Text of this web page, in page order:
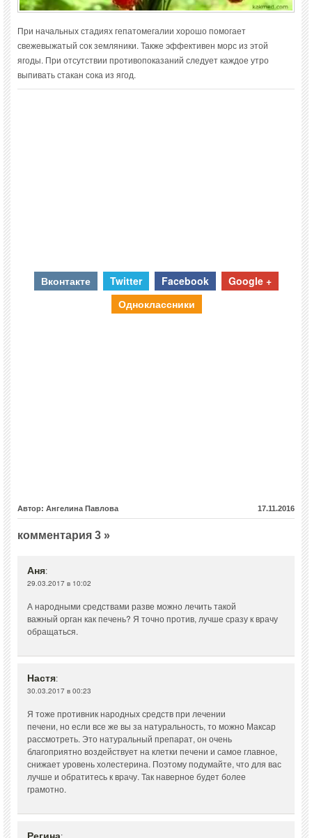
При начальных стадиях гепатомегалии хорошо помогает
свежевыжатый сок земляники. Также эффективен морс из этой
ягоды. При отсутствии противопоказаний следует каждое утро
выпивать стакан сока из ягод.
Вконтакте Twitter Facebook
Google +
Одноклассники
Автор: Ангелина Павлова 17.11.2016
комментария 3 »
Аня:
29.03.2017 в 10:02
А народными средствами разве можно лечить такой
важный орган как печень? Я точно против, лучше сразу к врачу
обращаться.
Настя:
30.03.2017 в 00:23
Я тоже противник народных средств при лечении
печени, но если все же вы за натуральность, то можно Максар
рассмотреть. Это натуральный препарат, он очень
благоприятно воздействует на клетки печени и самое главное,
снижает уровень холестерина. Поэтому подумайте, что для вас
лучше и обратитесь к врачу. Так наверное будет более
грамотно.
Регина: